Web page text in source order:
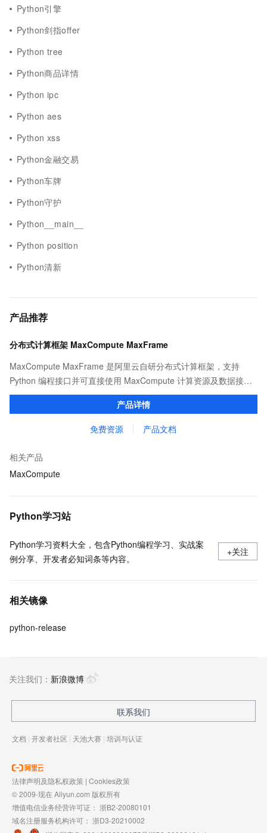
Python引擎
Python剑指offer
Python tree
Python商品详情
Python ipc
Python aes
Python xss
Python金融交易
Python车牌
Python守护
Python__main__
Python position
Python清新
产品推荐
分布式计算框架 MaxCompute MaxFrame
MaxCompute MaxFrame 是阿里云自研分布式计算框架，支持
Python 编程接口并可直接使用 MaxCompute 计算资源及数据接
口，与 MaxCompute Notebook、镜像管理等功能共同构成
MaxCompute 完整 Python 开发生态。
产品详情
免费资源 产品文档
相关产品
MaxCompute
Python学习站
Python学习资料大全，包含Python编程学习、实战案
例分享、开发者必知词条等内容。
+关注
相关镜像
python-release
关注我们： 新浪微博
联系我们
文档 | 开发者社区 | 天池大赛 | 培训与认证
法律声明及隐私权政策 | Cookies政策
© 2009-现在 Aliyun.com 版权所有
增值电信业务经营许可证： 浙B2-20080101
域名注册服务机构许可： 浙D3-20210002